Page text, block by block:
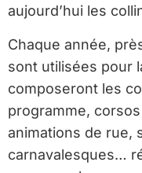
aujourd’hui les
Chaque année,
sont utilisées pour
composeront les
programme,
animations de rue,
carnavalesques…